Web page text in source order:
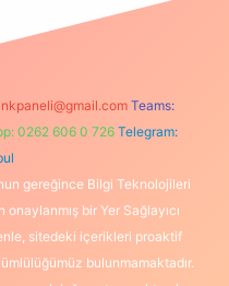
Teams:
0262 606 0 726 Telegram:
gereğince Bilgi Teknolojileri
bir Yer Sağlayıcı
sitedeki içerikleri proaktif
bulunmamaktadır.